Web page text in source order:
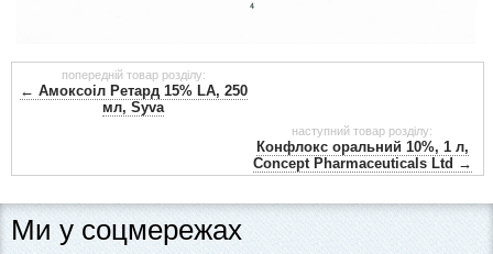
попередній товар розділу:
← Амоксоіл Ретард 15% LA, 250
мл, Syva
наступний товар розділу:
Конфлокс оральний 10%, 1 л,
Concept Pharmaceuticals Ltd →
Ми у соцмережах